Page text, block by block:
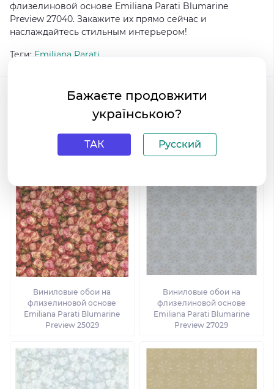
флизелиновой основе Emiliana Parati Blumarine
Preview 27040. Закажите их прямо сейчас и
наслаждайтесь стильным интерьером!
Теги: Emiliana Parati
Preview
Другие товары коллекции Про коллекцию
Виниловые обои на
флизелиновой основе
Emiliana Parati Blumarine
Preview 25029
Виниловые обои на
флизелиновой основе
Emiliana Parati Blumarine
Preview 27029
Бажаєте продовжити
українською?
ТАК Русский